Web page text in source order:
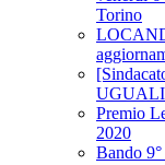
Torino
UGUALI
Premio
2020
Bando